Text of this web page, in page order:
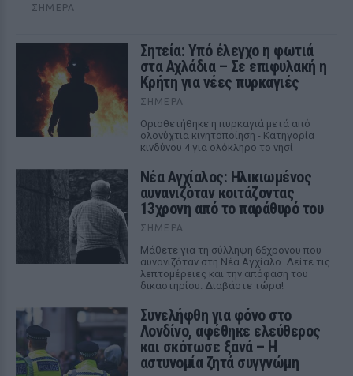
ΣΉΜΕΡΑ
Σητεία: Υπό έλεγχο η φωτιά
στα Αχλάδια – Σε επιφυλακή η
Κρήτη για νέες πυρκαγιές
ΣΉΜΕΡΑ
Οριοθετήθηκε η πυρκαγιά μετά από
ολονύχτια κινητοποίηση - Κατηγορία
κινδύνου 4 για ολόκληρο το νησί
Νέα Αγχίαλος: Ηλικιωμένος
αυνανιζόταν κοιτάζοντας
13χρονη από το παράθυρό του
ΣΉΜΕΡΑ
Μάθετε για τη σύλληψη 66χρονου που
αυνανιζόταν στη Νέα Αγχίαλο. Δείτε τις
λεπτομέρειες και την απόφαση του
δικαστηρίου. Διαβάστε τώρα!
Συνελήφθη για φόνο στο
Λονδίνο, αφέθηκε ελεύθερος
και σκότωσε ξανά – Η
αστυνομία ζητά συγγνώμη